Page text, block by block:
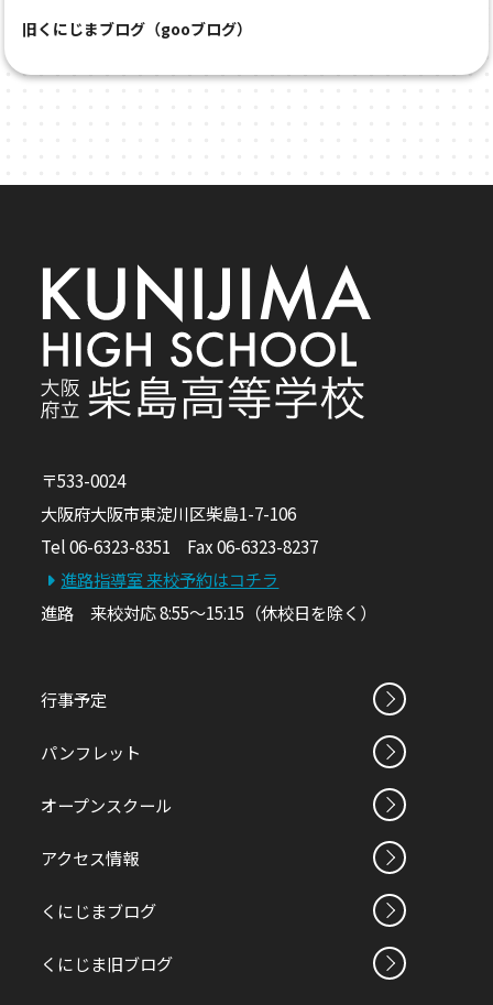
旧くにじまブログ（gooブログ）
〒533-0024
大阪府大阪市東淀川区柴島1-7-106
Tel 06-6323-8351 Fax 06-6323-8237
進路指導室 来校予約はコチラ
進路 来校対応 8:55～15:15（休校日を除く）
行事予定
パンフレット
オープンスクール
アクセス情報
くにじまブログ
くにじま旧ブログ